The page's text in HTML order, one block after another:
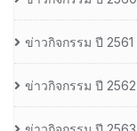
ข่าวกิจกรรม ปี 2561
ข่าวกิจกรรม ปี 2562